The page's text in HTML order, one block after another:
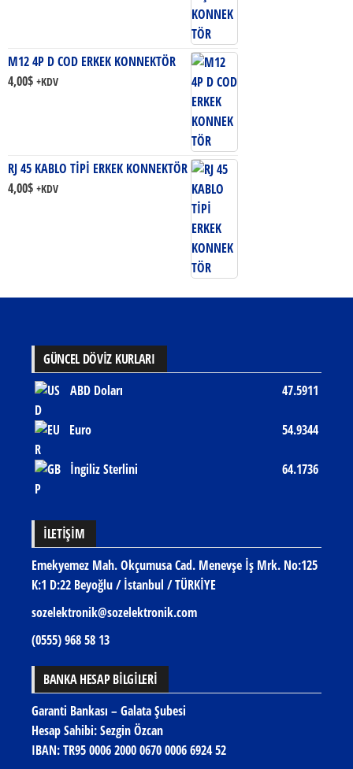
M12 4P D COD ERKEK KONNEKTÖR
4,00$ +KDV
RJ 45 KABLO TİPİ ERKEK KONNEKTÖR
4,00$ +KDV
GÜNCEL DÖVİZ KURLARI
ABD Doları
47.5911
Euro 54.9344
İngiliz Sterlini 64.1736
İLETIŞIM
Emekyemez Mah. Okçumusa Cad. Menevşe İş Mrk. No:125
K:1 D:22 Beyoğlu / İstanbul / TÜRKİYE
sozelektronik@sozelektronik.com
(0555) 968 58 13
BANKA HESAP BİLGİLERİ
Garanti Bankası – Galata Şubesi
Hesap Sahibi: Sezgin Özcan
IBAN:TR95 0006 2000 0670 0006 6924 52